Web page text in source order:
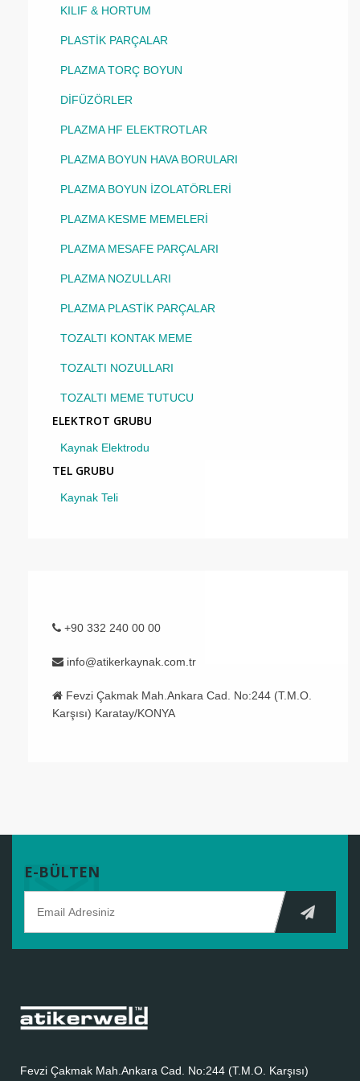
KILIF & HORTUM
PLASTİK PARÇALAR
PLAZMA TORÇ BOYUN
DİFÜZÖRLER
PLAZMA HF ELEKTROTLAR
PLAZMA BOYUN HAVA BORULARI
PLAZMA BOYUN İZOLATÖRLERİ
PLAZMA KESME MEMELERİ
PLAZMA MESAFE PARÇALARI
PLAZMA NOZULLARI
PLAZMA PLASTİK PARÇALAR
TOZALTI KONTAK MEME
TOZALTI NOZULLARI
TOZALTI MEME TUTUCU
ELEKTROT GRUBU
Kaynak Elektrodu
TEL GRUBU
Kaynak Teli
+90 332 240 00 00
info@atikerkaynak.com.tr
Fevzi Çakmak Mah.Ankara Cad. No:244 (T.M.O.
Karşısı) Karatay/KONYA
E-BÜLTEN
Fevzi Çakmak Mah.Ankara Cad. No:244 (T.M.O. Karşısı)